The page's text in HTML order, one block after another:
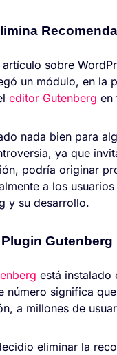
sobre
un módulo, en la
editor Gutenberg en
nada bien para
ya que
podría originar
a los
y su desarrollo.
Gutenberg
está instalado
número significa
a millones de
eliminar la